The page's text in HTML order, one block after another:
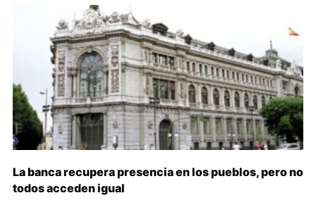
La banca recupera presencia en los pueblos, pero no
todos acceden igual